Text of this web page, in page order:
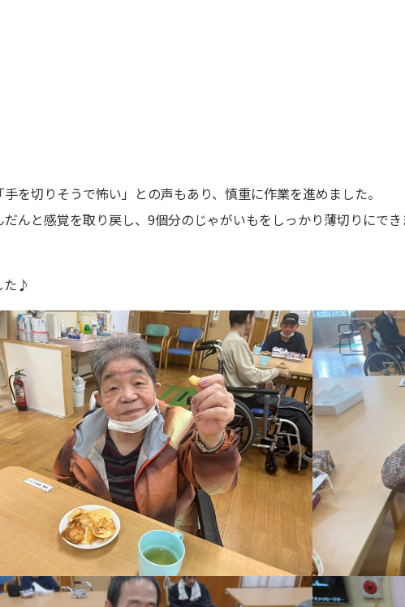
を切りそうで怖い」との声もあり、慎重に作業を進めました。
んと感覚を取り戻し、9個分のじゃがいもをしっかり薄切りにで
た♪